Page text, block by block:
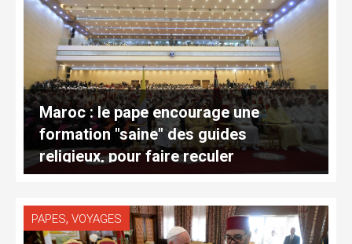
Maroc : le pape encourage une
formation "saine" des guides
religieux, pour faire reculer
l’extrémisme
PAPES, VOYAGES